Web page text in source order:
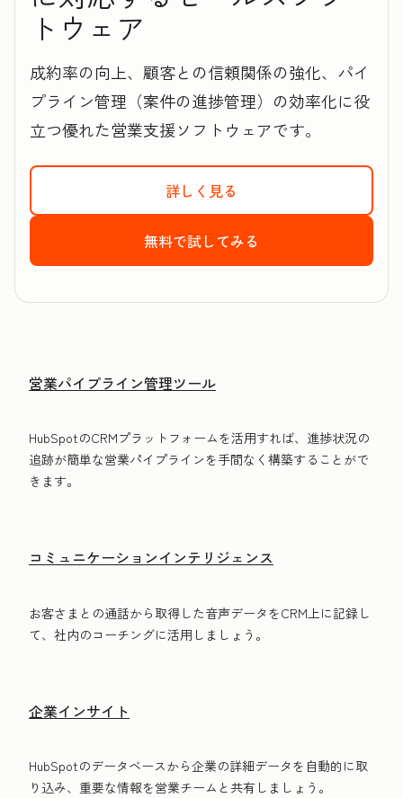
トウェア
成約率の向上、顧客との信頼関係の強化、パイ
プライン管理（案件の進捗管理）の効率化に役
立つ優れた営業支援ソフトウェアです。
詳しく見る
無料で試してみる
営業パイプライン管理ツール
HubSpotのCRMプラットフォームを活用すれば、進捗状況の
追跡が簡単な営業パイプラインを手間なく構築することがで
きます。
コミュニケーションインテリジェンス
お客さまとの通話から取得した音声データをCRM上に記録し
て、社内のコーチングに活用しましょう。
企業インサイト
HubSpotのデータベースから企業の詳細データを自動的に取
り込み、重要な情報を営業チームと共有しましょう。